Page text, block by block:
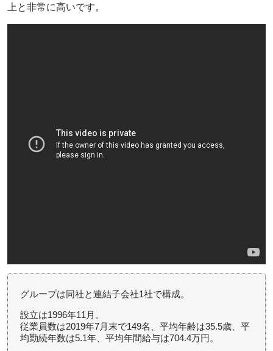
上と非常に高いです。
グループは同社と連結子会社1社で構成。
設立は1996年11月。
従業員数は2019年7月末で149名、平均年齢は35.5歳、平
均勤続年数は5.1年、平均年間給与は704.4万円。